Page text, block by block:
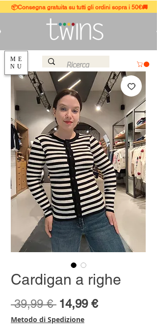
ME
NU
📦Consegna gratuita su tutti gli ordini sopra i 50€🚚
Cardigan a righe
39,99 € Prezzo
regolare
14,99 €Prezzo
Metodo di Spedizione